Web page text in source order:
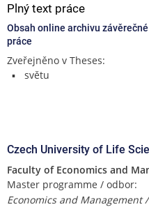
Plný text práce
Obsah online archivu závěrečné
práce
Zveřejněno v Theses:
světu
Czech University of Life
Faculty of Economics and
Master programme / odbor:
Economics and Management